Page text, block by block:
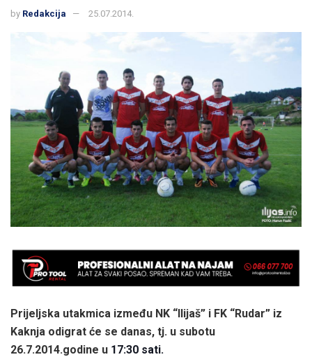
by Redakcija 25.07.2014.
Prijeljska utakmica između NK “Ilijaš” i FK “Rudar” iz
Kaknja odigrat će se danas, tj. u subotu
26.7.2014.godine u 17:30 sati.